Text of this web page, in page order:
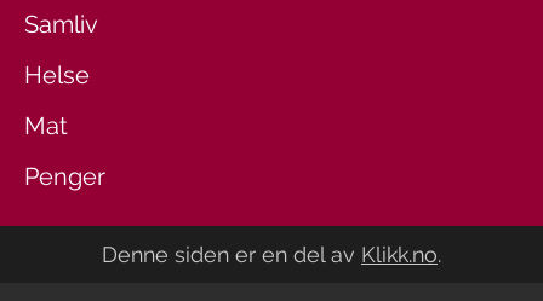
Samliv
Helse
Mat
Penger
Denne siden er en del av Klikk.no.